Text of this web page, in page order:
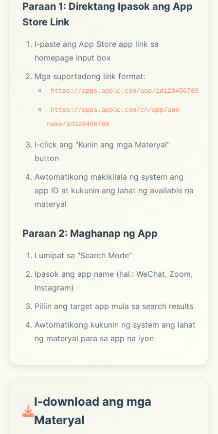
Paraan 1: Direktang Ipasok ang App
Store Link
I-paste ang App Store app link sa
homepage input box
Mga suportadong link format:
https://apps.apple.com/app/id123456789
https://apps.apple.com/cn/app/app-
name/id123456789
I-click ang "Kunin ang mga Materyal"
button
Awtomatikong makikilala ng system ang
app ID at kukunin ang lahat ng available na
materyal
Paraan 2: Maghanap ng App
Lumipat sa "Search Mode"
Ipasok ang app name (hal.: WeChat, Zoom,
Instagram)
Piliin ang target app mula sa search results
Awtomatikong kukunin ng system ang lahat
ng materyal para sa app na iyon
I-download ang mga
Materyal